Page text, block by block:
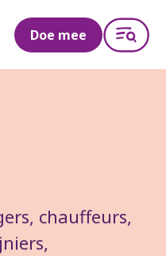
Doe mee
chauffeurs,